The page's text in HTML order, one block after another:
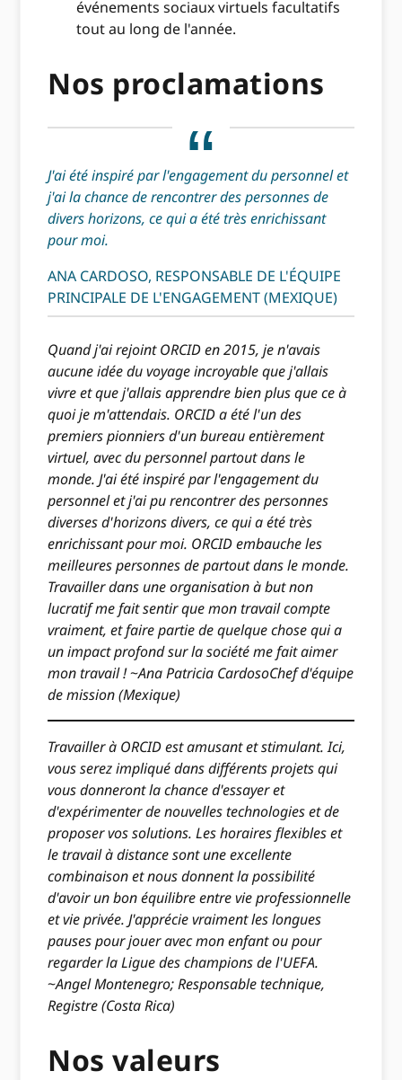
événements sociaux virtuels facultatifs
tout au long de l'année.
Nos proclamations
J'ai été inspiré par l'engagement du personnel et
j'ai la chance de rencontrer des personnes de
divers horizons, ce qui a été très enrichissant
pour moi.
ANA CARDOSO, RESPONSABLE DE L'ÉQUIPE
PRINCIPALE DE L'ENGAGEMENT (MEXIQUE)
Quand j'ai rejoint ORCID en 2015, je n'avais
aucune idée du voyage incroyable que j'allais
vivre et que j'allais apprendre bien plus que ce à
quoi je m'attendais. ORCID a été l'un des
premiers pionniers d'un bureau entièrement
virtuel, avec du personnel partout dans le
monde. J'ai été inspiré par l'engagement du
personnel et j'ai pu rencontrer des personnes
diverses d'horizons divers, ce qui a été très
enrichissant pour moi. ORCID embauche les
meilleures personnes de partout dans le monde.
Travailler dans une organisation à but non
lucratif me fait sentir que mon travail compte
vraiment, et faire partie de quelque chose qui a
un impact profond sur la société me fait aimer
mon travail !~Ana Patricia CardosoChef d'équipe
de mission (Mexique)
Travailler à ORCID est amusant et stimulant. Ici,
vous serez impliqué dans différents projets qui
vous donneront la chance d'essayer et
d'expérimenter de nouvelles technologies et de
proposer vos solutions. Les horaires flexibles et
le travail à distance sont une excellente
combinaison et nous donnent la possibilité
d'avoir un bon équilibre entre vie professionnelle
et vie privée. J'apprécie vraiment les longues
pauses pour jouer avec mon enfant ou pour
regarder la Ligue des champions de l'UEFA.
~Angel Montenegro; Responsable technique,
Registre (Costa Rica)
Nos valeurs